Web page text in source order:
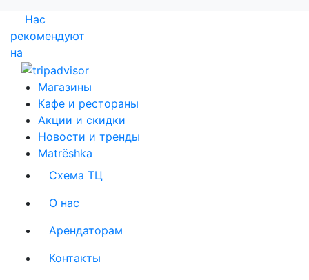
Нас
рекомендуют
на
Магазины
Кафе и рестораны
Акции и скидки
Новости и тренды
Matrёshka
Схема ТЦ
О нас
Арендаторам
Контакты